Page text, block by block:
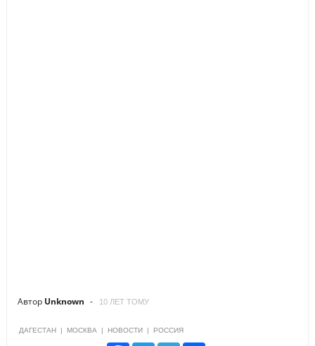
Автор Unknown 10 ЛЕТ ТОМУ
ДАГЕСТАН | МОСКВА | НОВОСТИ | РОССИЯ